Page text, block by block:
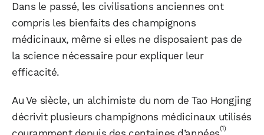
Dans le passé, les civilisations anciennes ont
compris les bienfaits des champignons
médicinaux, même si elles ne disposaient pas de
la science nécessaire pour expliquer leur
efficacité.
Au Ve siècle, un alchimiste du nom de Tao Hongjing
décrivit plusieurs champignons médicinaux utilisés
(1)